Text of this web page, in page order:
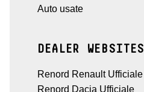
Auto usate
DEALER WEBSITES
Renord Renault Ufficiale
Renord Dacia Ufficiale